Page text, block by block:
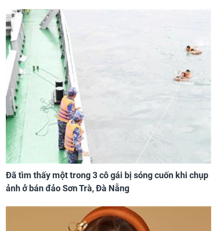
Đã tìm thấy một trong 3 cô gái bị sóng cuốn khi chụp
ảnh ở bán đảo Sơn Trà, Đà Nẵng